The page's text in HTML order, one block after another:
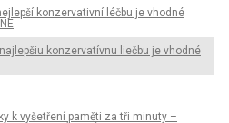
konzervativní léčbu je vhodné
konzervatívnu liečbu je vhodné
k vyšetření paměti za tři minuty –